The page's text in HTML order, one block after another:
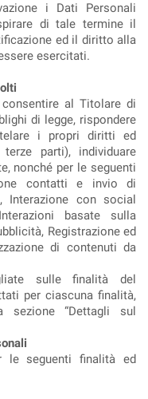
i Dati Personali
di tale termine il
ed il diritto alla
esercitati.
al Titolare di
di legge, rispondere
i propri diritti ed
parti), individuare
nonché per le seguenti
contatti e invio di
Interazione con social
basate sulla
Registrazione ed
di contenuti da
sulle finalità del
per ciascuna finalità,
sezione “Dettagli sul
le seguenti finalità ed